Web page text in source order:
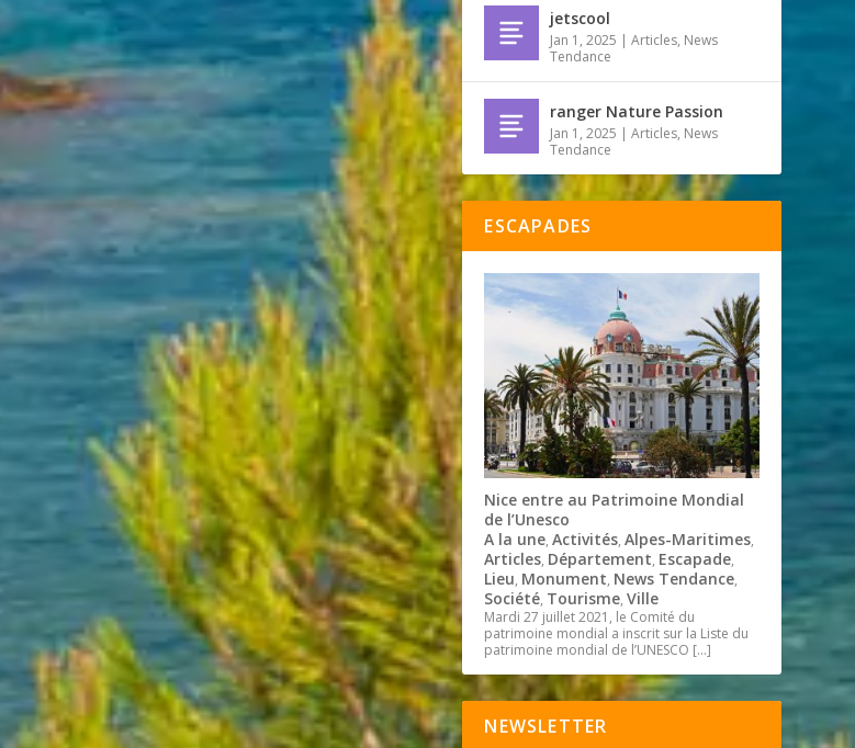
jetscool
Jan 1, 2025 |Articles, News
Tendance
ranger Nature Passion
Jan 1, 2025 |Articles, News
Tendance
ESCAPADES
Nice entre au Patrimoine Mondial
de l’Unesco
A la une,Activités,Alpes-Maritimes,
Articles, Département, Escapade,
Lieu, Monument, News Tendance,
Société, Tourisme,Ville
Mardi 27 juillet 2021, le Comité du
patrimoine mondial a inscrit sur la Liste du
patrimoine mondial de l’UNESCO […]
NEWSLETTER